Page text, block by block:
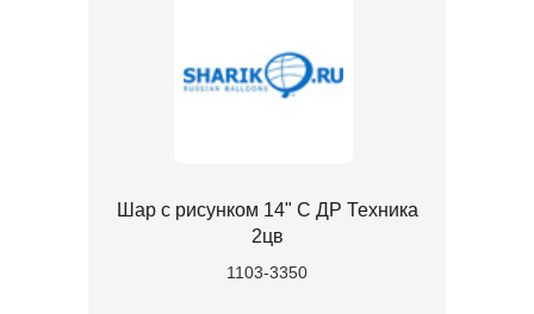
Шар с рисунком 14" С ДР Техника
2цв
1103-3350